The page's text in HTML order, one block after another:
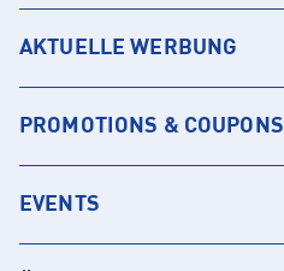
AKTUELLE WERBUNG
PROMOTIONS & COUPONS
EVENTS